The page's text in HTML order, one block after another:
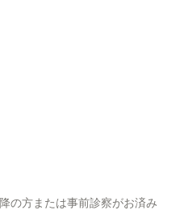
の方または事前診察がお済み